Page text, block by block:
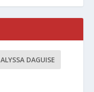
ALYSSA DAGUISE